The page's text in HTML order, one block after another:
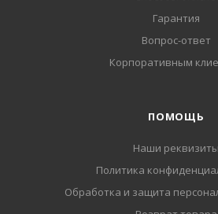
Гарантия
Вопрос-ответ
Корпоративным
ПОМОЩЬ
Наши реквизиты
Политика
Обработка и защита